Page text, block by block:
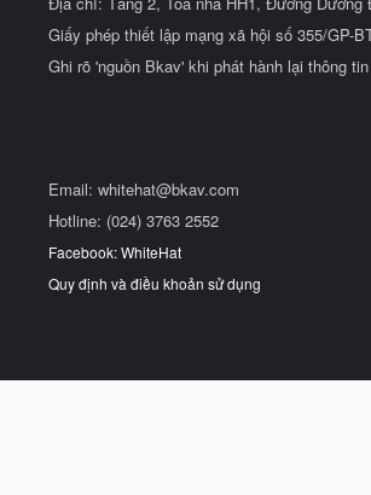
Giấy phép thiết lập mạng xã hội số 355/GP-
Ghi rõ 'nguồn Bkav' khi phát hành lại thông
Email: whitehat@bkav.com
Hotline: (024) 3763 2552
Facebook: WhiteHat
Quy định và điều khoản sử dụng